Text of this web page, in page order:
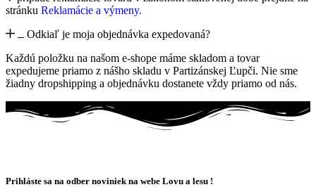
stránku Reklamácie a výmeny.
Odkiaľ je moja objednávka expedovaná?
Každú položku na našom e-shope máme skladom a tovar
expedujeme priamo z nášho skladu v Partizánskej Ľupči. Nie sme
žiadny dropshipping a objednávku dostanete vždy priamo od nás.
Prihláste sa na odber noviniek na webe Lovu a lesu !